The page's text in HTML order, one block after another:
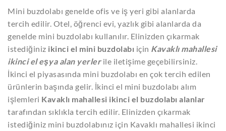
Mini buzdolabı genelde ofis ve iş yeri gibi alanlarda
tercih edilir. Otel, öğrenci evi, yazlık gibi alanlarda da
genelde mini buzdolabı kullanılır. Elinizden çıkarmak
istediğiniz ikinci el mini buzdolabı için Kavaklı mahallesi
ikinci el eşya alan yerlerile iletişime geçebilirsiniz.
İkinci el piyasasında mini buzdolabı en çok tercih edilen
ürünlerin başında gelir. İkinci el mini buzdolabı alım
işlemleri Kavaklı mahallesi ikinci el buzdolabı alanlar
tarafından sıklıkla tercih edilir. Elinizden çıkarmak
istediğiniz mini buzdolabınız için Kavaklı mahallesi ikinci